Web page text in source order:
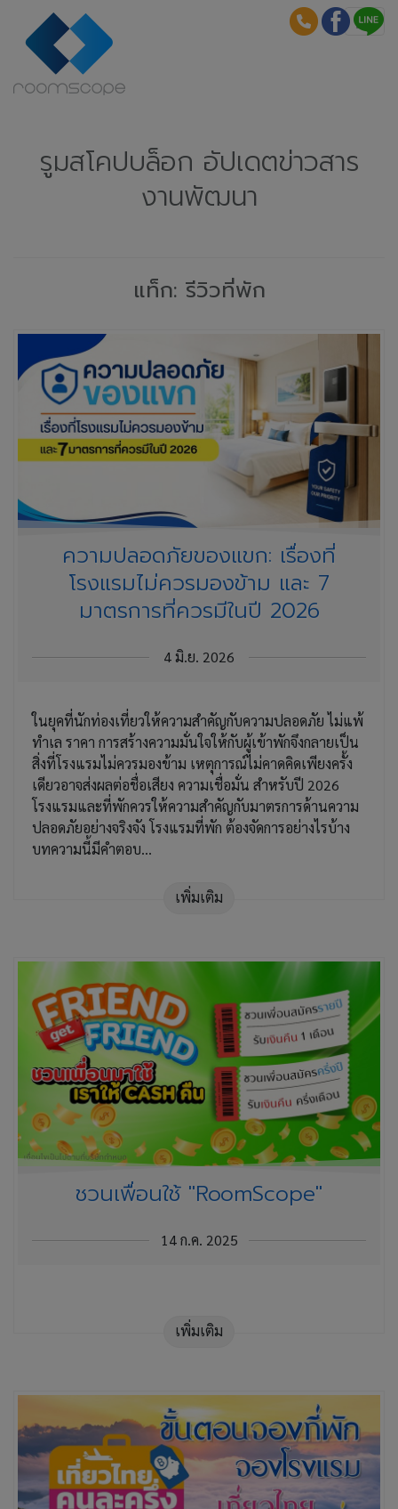
รูมสโคปบล็อก อัปเดตข่าวสาร
งานพัฒนา
แท็ก: รีวิวที่พัก
ความปลอดภัยของแขก: เรื่องที่
โรงแรมไม่ควรมองข้าม และ 7
มาตรการที่ควรมีในปี 2026
4 มิ.ย. 2026
ในยุคที่นักท่องเที่ยวให้ความสำคัญกับความปลอดภัย ไม่แพ้
ทำเล ราคา การสร้างความมั่นใจให้กับผู้เข้าพักจึงกลายเป็น
สิ่งที่โรงแรมไม่ควรมองข้าม เหตุการณ์ไม่คาดคิดเพียงครั้ง
เดียวอาจส่งผลต่อชื่อเสียง ความเชื่อมั่น สำหรับปี 2026
โรงแรมและที่พักควรให้ความสำคัญกับมาตรการด้านความ
ปลอดภัยอย่างจริงจัง โรงแรมที่พัก ต้องจัดการอย่างไรบ้าง
บทความนี้มีคำตอบ...
เพิ่มเติม
ชวนเพื่อนใช้ "RoomScope"
14 ก.ค. 2025
เพิ่มเติม